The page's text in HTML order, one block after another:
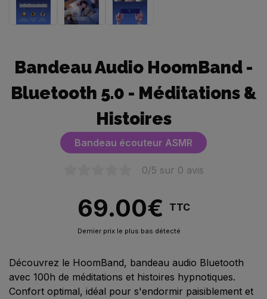
Bandeau Audio HoomBand -
Bluetooth 5.0 - Méditations &
Histoires
Bandeau écouteur ASMR
0/5 sur 0 avis
69.00€ TTC
Dernier prix le plus bas détecté
Découvrez le HoomBand, bandeau audio Bluetooth
avec 100h de méditations et histoires hypnotiques.
Confort optimal, idéal pour s'endormir paisiblement et